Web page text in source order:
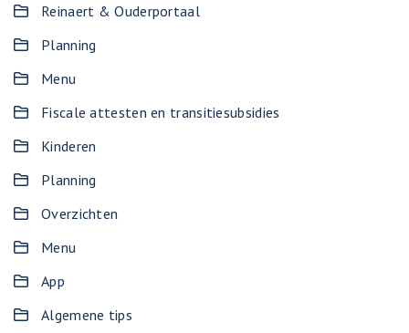
Reinaert & Ouderportaal
Planning
Menu
Fiscale attesten en transitiesubsidies
Kinderen
Planning
Overzichten
Menu
App
Algemene tips